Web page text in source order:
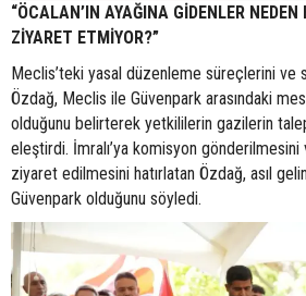
“ÖCALAN’IN AYAĞINA GİDENLER
ZİYARET ETMİYOR?”
Meclis’teki yasal düzenleme süreçlerini ve
Özdağ, Meclis ile Güvenpark arasındaki
olduğunu belirterek yetkililerin gazilerin
eleştirdi. İmralı’ya komisyon gönderilmesini
ziyaret edilmesini hatırlatan Özdağ, asıl
Güvenpark olduğunu söyledi.